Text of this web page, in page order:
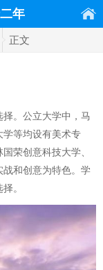
年
正文
。公立大学中，马
学等均设有美术专
荣创意科技大学、
战和创意为特色。学
。